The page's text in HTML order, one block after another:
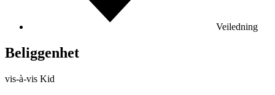
Veiledning
Beliggenhet
vis-à-vis Kid